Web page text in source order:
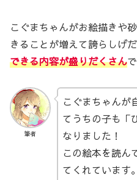
こぐまちゃんがお絵描きや
きることが増えて誇らしげ
できる内容が盛りだくさん
筆者
こぐまちゃんが
てうちの子も「
なりました！
この絵本を読ん
てくれています。